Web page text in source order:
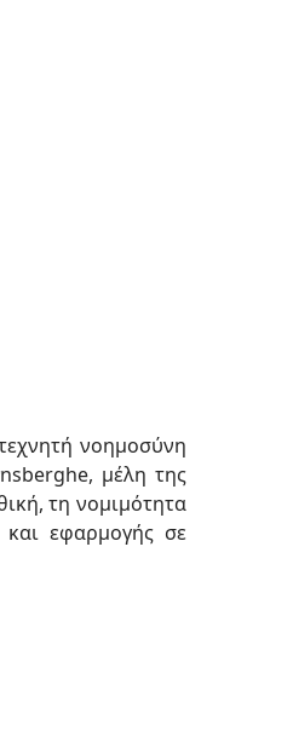
νοημοσύνη
μέλη της
τη νομιμότητα
εφαρμογής σε